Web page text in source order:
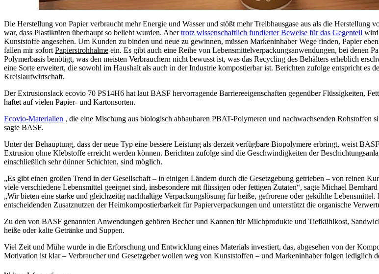
Die Herstellung von Papier verbraucht mehr Energie und Wasser und stößt mehr Treibhausgase aus als die
war, dass Plastiktüten überhaupt so beliebt wurden. Abertrotz wissenschaftlich fundierter Beweise für das Gegenteil wird
Kunststoffe angesehen. Um Kunden zu binden und neue zu gewinnen, müssen Markeninhaber Wege finden, Papier
fallen mir sofort Papierstrohhalme ein. Es gibt auch eine Reihe von Lebensmittelverpackungsanwendungen, bei denen
Polymerbasis benötigt, was den meisten Verbrauchern nicht bewusst ist, was das Recycling des Behälters erheblich
eine Sorte erweitert, die sowohl im Haushalt als auch in der Industrie kompostierbar ist. Berichten zufolge entspricht es
Kreislaufwirtschaft.
Der Extrusionslack ecovio 70 PS14H6 hat laut BASF hervorragende Barriereeigenschaften gegenüber Flüssigkeiten,
haftet auf vielen Papier- und Kartonsorten.
Ecovio-Materialien , die eine Mischung aus biologisch abbaubaren PBAT-Polymeren und nachwachsenden
sagte BASF.
Unter der Behauptung, dass der neue Typ eine bessere Leistung als derzeit verfügbare Biopolymere erbringt, weist
Extrusion ohne Klebstoffe erreicht werden können. Berichten zufolge sind die Geschwindigkeiten der
einschließlich sehr dünner Schichten, sind möglich.
„Es gibt einen großen Trend in der Gesellschaft – in einigen Ländern durch die Gesetzgebung getrieben – von reinen
viele verschiedene Lebensmittel geeignet sind, insbesondere mit flüssigen oder fettigen Zutaten“, sagte Michael
„Wir bieten eine starke und gleichzeitig nachhaltige Verpackungslösung für heiße, gefrorene oder gekühlte
entscheidenden Zusatznutzen der Heimkompostierbarkeit für Papierverpackungen und unterstützt die organische
Zu den von BASF genannten Anwendungen gehören Becher und Kannen für Milchprodukte und Tiefkühlkost,
heiße oder kalte Getränke und Suppen.
Viel Zeit und Mühe wurde in die Erforschung und Entwicklung eines Materials investiert, das, abgesehen von der
Motivation ist klar – Verbraucher und Gesetzgeber wollen weg von Kunststoffen – und Markeninhaber folgen lediglich